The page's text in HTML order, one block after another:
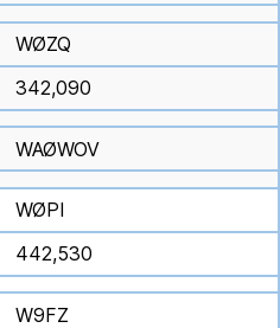
WØZQ
342,090
WAØWOV
WØPI
442,530
W9FZ